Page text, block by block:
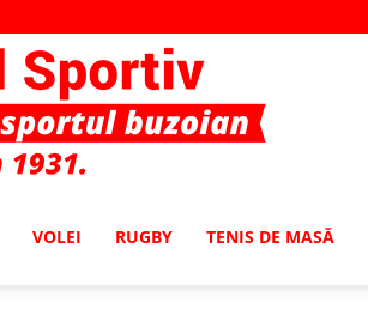
VOLEI RUGBY TENIS DE MASĂ